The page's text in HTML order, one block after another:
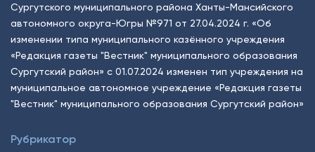
Сургутского муниципального района Ханты-Мансийского
автономного округа-Югры №971 от 27.04.2024 г. «Об
изменении типа муниципального казённого учреждения
«Редакция газеты "Вестник" муниципального образования
Сургутский район» с 01.07.2024 изменен тип учреждения на
муниципальное автономное учреждение «Редакция газеты
"Вестник" муниципального образования Сургутский район»
Рубрикатор